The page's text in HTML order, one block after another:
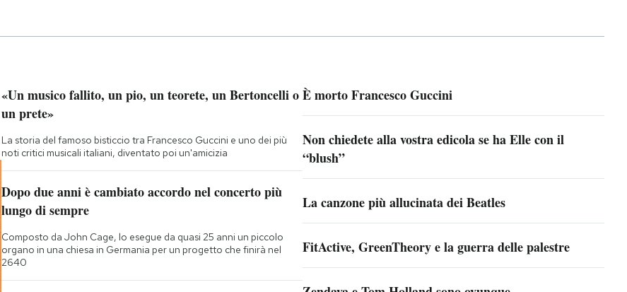
«Un musico fallito, un pio, un teorete, un Bertoncelli o
un prete»
La storia del famoso bisticcio tra Francesco Guccini e uno dei più
noti critici musicali italiani, diventato poi un'amicizia
Dopo due anni è cambiato accordo nel concerto più
lungo di sempre
Composto da John Cage, lo esegue da quasi 25 anni un piccolo
organo in una chiesa in Germania per un progetto che finirà nel
2640
È morto Francesco Guccini
Non chiedete alla vostra edicola se ha Elle con il
“blush”
La canzone più allucinata dei Beatles
FitActive, GreenTheory e la guerra delle palestre